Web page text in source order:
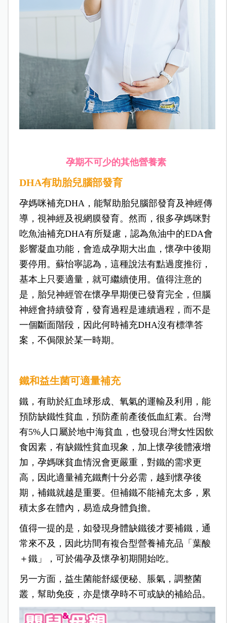
孕期不可少的其他營養素
DHA有助胎兒腦部發育
孕媽咪補充DHA，能幫助胎兒腦部發育及神經傳
導，視神經及視網膜發育。然而，很多孕媽咪對
吃魚油補充DHA有所疑慮，認為魚油中的EDA會
影響凝血功能，會造成孕期大出血，懷孕中後期
要停用。蘇怡寧認為，這種說法有點過度推衍，
基本上只要適量，就可繼續使用。值得注意的
是，胎兒神經管在懷孕早期便已發育完全，但腦
神經會持續發育，發育過程是連續過程，而不是
一個斷面階段，因此何時補充DHA沒有標準答
案，不侷限於某一時期。
鐵和益生菌可適量補充
鐵，有助於紅血球形成、氧氣的運輸及利用，能
預防缺鐵性貧血，預防產前產後低血紅素。台灣
有5%人口屬於地中海貧血，也發現台灣女性因飲
食因素，有缺鐵性貧血現象，加上懷孕後體液增
加，孕媽咪貧血情況會更嚴重，對鐵的需求更
高，因此適量補充鐵劑十分必需，越到懷孕後
期，補鐵就越是重要。但補鐵不能補充太多，累
積太多在體內，易造成身體負擔。
值得一提的是，如發現身體缺鐵後才要補鐵，通
常來不及，因此坊間有複合型營養補充品「葉酸
＋鐵」，可於備孕及懷孕初期開始吃。
另一方面，益生菌能舒緩便秘、脹氣，調整菌
叢，幫助免疫，亦是懷孕時不可或缺的補給品。